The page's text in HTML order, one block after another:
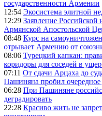
государственности Армении
12:54 Экосистема элитной
12:29 Заявление
Армянской Апостольской
08:48 Курс на
отрывает Армению от
08:06 Турецкий капкан:
коридоры для соседей в
07:11 От сдачи Арцаха до
Пашиняна пробил очередное
06:28 При Пашиняне
деградировать
22:28 Красиво жить не